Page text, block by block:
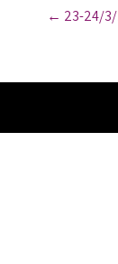
o
n
← 23-24/